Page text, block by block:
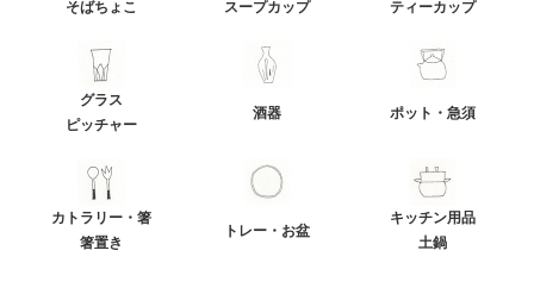
そばちょこ
スープカップ
ティーカップ
グラス
ピッチャー
酒器 ポット・急須
カトラリー・箸
箸置き
トレー・お盆
キッチン用品
土鍋